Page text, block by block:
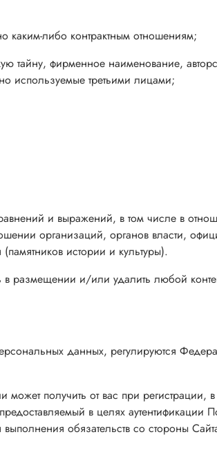
каким-либо контрактным отношениям;
тайну, фирменное наименование,
используемые третьими лицами;
и выражений, в том числе в
организаций, органов власти,
истории и культуры).
в размещении и/или удалить любой
данных, регулируются
получить от вас при регистрации, в
в целях аутентификации
обязательств со стороны